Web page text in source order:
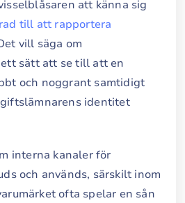
att känna sig
till att rapportera
vill säga om
sätt att se till att en
och noggrant samtidigt
identitet
interna kanaler för
och används, särskilt inom
ofta spelar en sån